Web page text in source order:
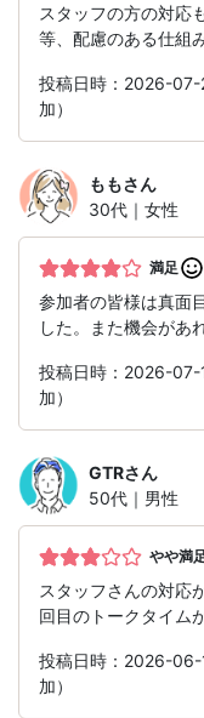
スタッフの方の対応
等、配慮のある仕組
投稿日時：2026-07-
加）
ももさん
30代｜女性
満足
参加者の皆様は真面
した。また機会があ
投稿日時：2026-07-
加）
GTRさん
50代｜男性
やや満
スタッフさんの対応
回目のトークタイム
投稿日時：2026-06-
加）